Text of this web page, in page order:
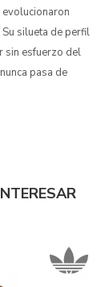
silueta de perfil
sin esfuerzo del
pasa de